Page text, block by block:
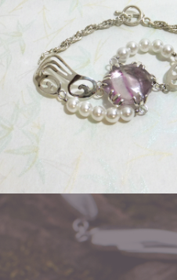
Other